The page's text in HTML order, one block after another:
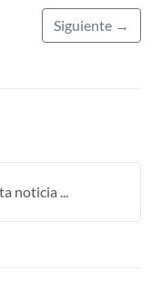
Siguiente →
noticia ...